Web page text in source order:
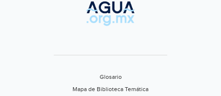
Glosario
Mapa de Biblioteca Temática